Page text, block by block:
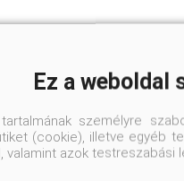
és keleties
Ez a weboldal
tartalmának személyre
(cookie), illetve egyéb
valamint azok